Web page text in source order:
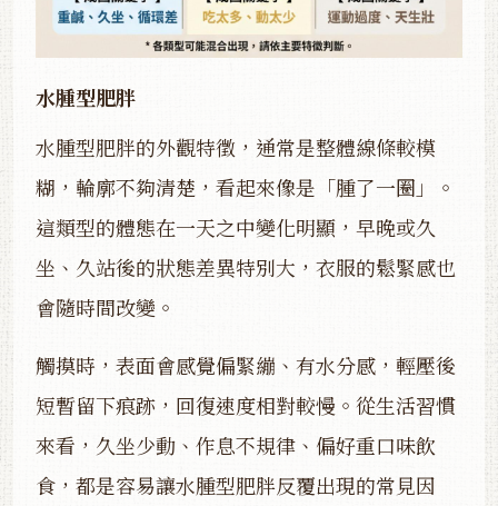
水腫型肥胖
水腫型肥胖的外觀特徵，通常是整體線條較模
糊，輪廓不夠清楚，看起來像是「腫了一圈」。
這類型的體態在一天之中變化明顯，早晚或久
坐、久站後的狀態差異特別大，衣服的鬆緊感也
會隨時間改變。
觸摸時，表面會感覺偏緊繃、有水分感，輕壓後
短暫留下痕跡，回復速度相對較慢。從生活習慣
來看，久坐少動、作息不規律、偏好重口味飲
食，都是容易讓水腫型肥胖反覆出現的常見因